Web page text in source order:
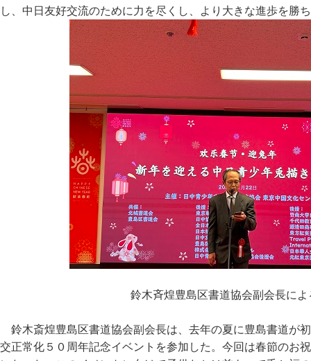
し、中日友好交流のために力を尽くし、より大きな進歩を勝
鈴木斉煌豊島区書道協会副会長によ
鈴木斎煌豊島区書道協会副会長は、去年の夏に豊島書道が
交正常化５０周年記念イベントを参加した。今回は春節のお